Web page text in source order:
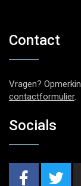
Contact
Vragen?
contactformulier.
Socials